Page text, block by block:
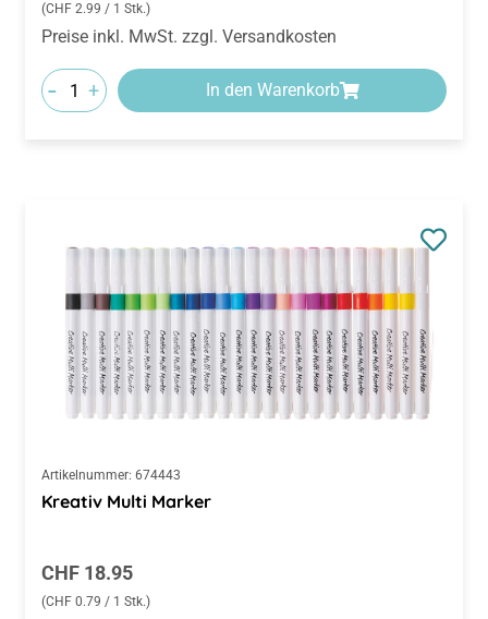
(CHF 2.99 / 1 Stk.)
Preise inkl. MwSt. zzgl. Versandkosten
- + In den Warenkorb
Artikelnummer: 674443
Kreativ Multi Marker
Regulärer Preis:
CHF 18.95
(CHF 0.79 / 1 Stk.)